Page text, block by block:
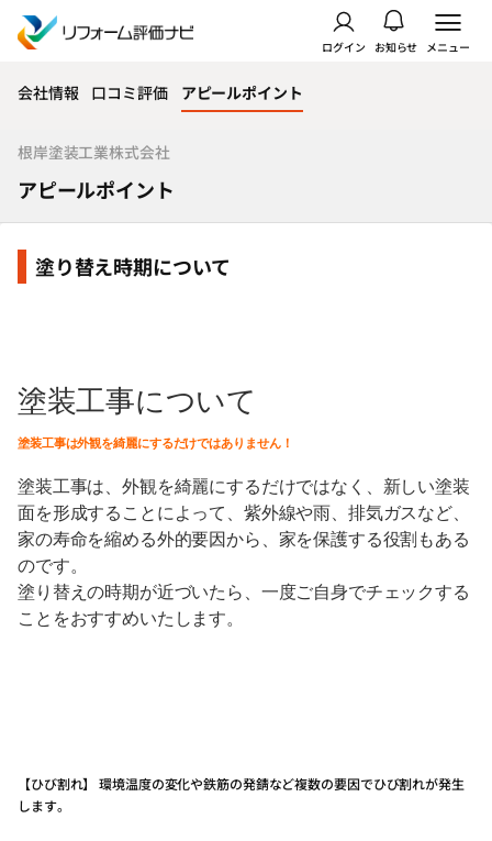
ログイン お知らせ メニュー
会社情報 口コミ評価 アピールポイント
根岸塗装工業株式会社
アピールポイント
塗り替え時期について
塗装工事について
塗装工事は外観を綺麗にするだけではありません！
塗装工事は、外観を綺麗にするだけではなく、新しい塗装
面を形成することによって、紫外線や雨、排気ガスなど、
家の寿命を縮める外的要因から、家を保護する役割もある
のです。
塗り替えの時期が近づいたら、一度ご自身でチェックする
ことをおすすめいたします。
【ひび割れ】 環境温度の変化や鉄筋の発錆など複数の要因でひび割れが発生
します。